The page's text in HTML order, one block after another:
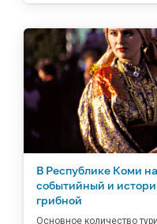
В Республике Коми
событийный и
грибной
Основное количество